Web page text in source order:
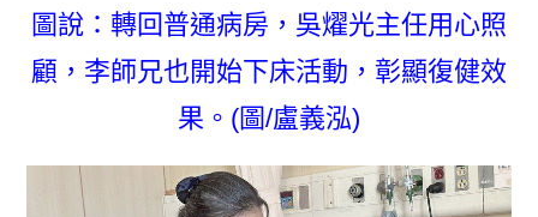
圖說：轉回普通病房，吳燿光主任用心照
顧，李師兄也開始下床活動，彰顯復健效
果。(圖/盧義泓)